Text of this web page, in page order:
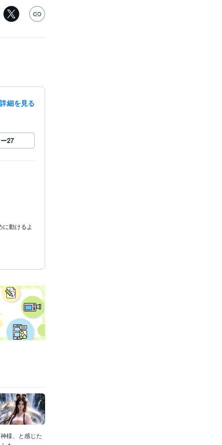
細を見る
27
に動けるよ
様、と感じた